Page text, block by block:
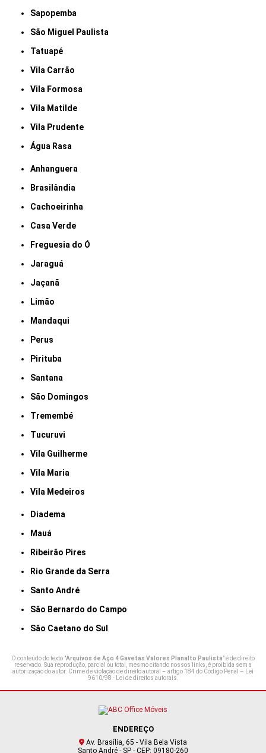
Sapopemba
São Miguel Paulista
Tatuapé
Vila Carrão
Vila Formosa
Vila Matilde
Vila Prudente
Água Rasa
Anhanguera
Brasilândia
Cachoeirinha
Casa Verde
Freguesia do Ó
Jaraguá
Jaçanã
Limão
Mandaqui
Perus
Pirituba
Santana
São Domingos
Tremembé
Tucuruvi
Vila Guilherme
Vila Maria
Vila Medeiros
Diadema
Mauá
Ribeirão Pires
Rio Grande da Serra
Santo André
São Bernardo do Campo
São Caetano do Sul
O conteúdo do texto "Arquivos de Aço 4 Gavetas Valores Planalto Paulista" é de direito
reservado. Sua reprodução, parcial ou total, mesmo citando nossos links, é proibida sem a
autorização do autor. Crime de violação de direito autoral – artigo 184 do Código Penal – Lei
9610/98 - Lei de direitos autorais.
ENDEREÇO
Av. Brasília, 65 - Vila Bela Vista
Santo André - SP - CEP: 09180-260